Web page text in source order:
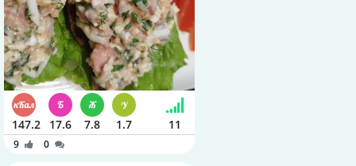
147.2 17.6 7.8 1.7 11
9 0